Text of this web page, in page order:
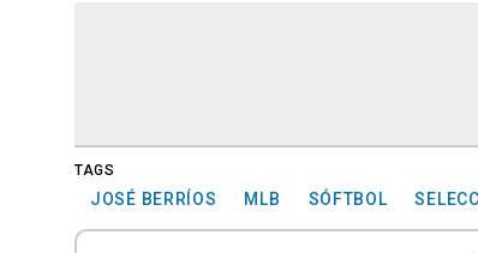
TAGS
JOSÉ BERRÍOS MLB SÓFTBOL